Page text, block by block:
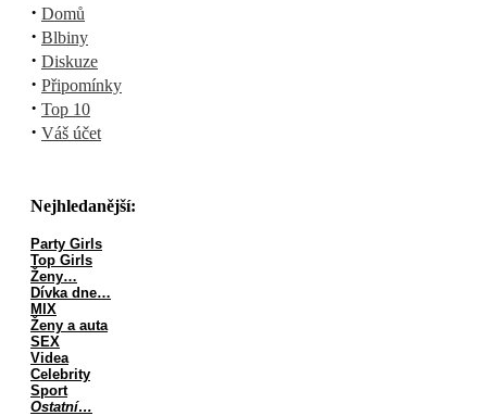
· Domů
· Blbiny
· Diskuze
· Připomínky
· Top 10
· Váš účet
Nejhledanější:
Party Girls
Top Girls
Ženy…
Dívka dne…
MIX
Ženy a auta
SEX
Videa
Celebrity
Sport
Ostatní…